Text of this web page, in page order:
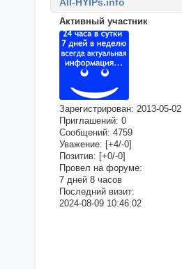
Активный участник
Зарегистрирован: 2013-05-02
Приглашений: 0
Сообщений: 4759
Уважение: [+4/-0]
Позитив: [+0/-0]
Провел на форуме:
7 дней 8 часов
Последний визит:
2024-08-09 10:46:02